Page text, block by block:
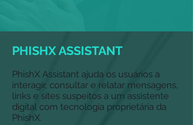
PHISHX ASSISTANT
PhishX Assistant ajuda os usuários a
interagir, consultar e relatar mensagens,
links e sites suspeitos a um assistente
digital com tecnologia proprietária da
PhishX.